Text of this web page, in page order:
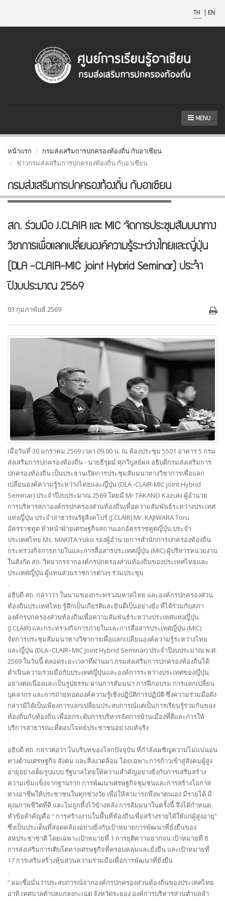
TH | EN
MENU
หน้าแรก
กรมส่งเสริมการปกครองท้องถิ่น กับอาเซียน
ข่าวกรมส่งเสริมการปกครองท้องถิ่น กับอาเซียน
กรมส่งเสริมการปกครองท้องถิ่น กับอาเซียน
สถ. ร่วมมือ J.CLAIR และ MIC จัดการประชุมสัมมนาทาง
วิชาการเพื่อแลกเปลี่ยนองค์ความรู้ระหว่างไทยและญี่ปุ่น
(DLA -CLAIR-MIC joint Hybrid Seminar) ประจำ
ปีงบประมาณ 2569
03 กุมภาพันธ์ 2569
เมื่อวันที่ 30 มกราคม 2569 เวลา 09.00 น. ณ ห้องประชุม 5501 อาคาร 5 กรม
ส่งเสริมการปกครองท้องถิ่น - นายธีรุตม์ ศุภวิบูลย์ผล อธิบดีกรมส่งเสริมการ
ปกครองท้องถิ่น เป็นประธานเปิดการประชุมสัมมนาทางวิชาการเพื่อแลก
เปลี่ยนองค์ความรู้ระหว่างไทยและญี่ปุ่น (DLA -CLAIR-MIC joint Hybrid
Seminar) ประจำปีงบประมาณ 2569 โดยมี Mr.TAKANO Kazuki ผู้อำนวย
การบริหารสภาองค์กรปกครองส่วนท้องถิ่นเพื่อความสัมพันธ์ระหว่างประเทศ
แห่งญี่ปุ่น ประจำสาธารณรัฐสิงคโปร์ (J.CLAIR) Mr. KAJIWARA Toru
อัครราชทูต หัวหน้าฝ่ายเศรษฐกิจสถานเอกอัครราชทูตญี่ปุ่น ประจำ
ประเทศไทย Ms. MAKITA Yuko รองผู้อำนวยการสำนักการปกครองท้องถิ่น
กระทรวงกิจการภายในและการสื่อสารประเทศญี่ปุ่น (MIC) ผู้บริหารหน่วยงาน
ในสังกัด สถ. วิทยากรจากองค์กรปกครองส่วนท้องถิ่นของประเทศไทยและ
ประเทศญี่ปุ่น ผู้แทนส่วนราชการต่างๆ ร่วมประชุม
.
อธิบดี สถ. กล่าวว่า ในนามของกระทรวงมหาดไทย และองค์กรปกครองส่วน
ท้องถิ่นประเทศไทย รู้สึกเป็นเกียรติและยินดีเป็นอย่างยิ่ง ที่ได้ร่วมกับสภา
องค์กรปกครองส่วนท้องถิ่นเพื่อความสัมพันธ์ระหว่างประเทศแห่งญี่ปุ่น
(J.CLAIR) และกระทรวงกิจการภายในและการสื่อสารประเทศญี่ปุ่น (MIC)
จัดการประชุมสัมมนาทางวิชาการเพื่อแลกเปลี่ยนองค์ความรู้ระหว่างไทย
และญี่ปุ่น (DLA–CLAIR–MIC Joint Hybrid Seminar) ประจำปีงบประมาณ พ.ศ.
2569 ในวันนี้ ตลอดระยะเวลาที่ผ่านมา กรมส่งเสริมการปกครองท้องถิ่นได้
ดำเนินความร่วมมือกับประเทศญี่ปุ่นและองค์การระหว่างประเทศของญี่ปุ่น
อย่างต่อเนื่องและเป็นรูปธรรม ผ่านการสัมมนา การฝึกอบรม การแลกเปลี่ยน
บุคลากร และการถ่ายทอดองค์ความรู้เชิงปฏิบัติการปฏิบัติ ซึ่งความร่วมมือดัง
กล่าวมิได้เป็นเพียงการแลกเปลี่ยนประสบการณ์แต่เป็นการเรียนรู้ร่วมกันของ
ท้องถิ่นกับท้องถิ่น เพื่อยกระดับการบริหารจัดการบ้านเมืองที่ดีและการให้
บริการสาธารณะที่ตอบโจทย์ประชาชนอย่างแท้จริง
.
อธิบดี สถ. กล่าวต่อว่า ในบริบทของโลกปัจจุบัน ที่กำลังเผชิญความไม่แน่นอน
ทางด้านเศรษฐกิจ สังคม และสิ่งแวดล้อม โดยเฉพาะการก้าวเข้าสู่สังคมผู้สูง
อายุอย่างเต็มรูปแบบ รัฐบาลไทยให้ความสำคัญอย่างยิ่งกับการเสริมสร้าง
ความเข้มแข็งจากฐานราก การพัฒนาเศรษฐกิจชุมชนและการสร้างโอกาส
ทางอาชีพให้ประชาชนในทุกช่วงวัย เพื่อให้สามารถพึ่งพาตนเอง มีรายได้ มี
คุณภาพชีวิตที่ดี และไม่ถูกทิ้งไว้ข้างหลัง การสัมมนาในครั้งนี้ จึงได้กำหนด
หัวข้อสำคัญคือ “ การสร้างงานในพื้นที่ท้องถิ่นเพื่อสร้างรายได้ให้แก่ผู้สูงอายุ”
ซึ่งเป็นประเด็นที่สอดคล้องอย่างยิ่งกับเป้าหมายการพัฒนาที่ยั่งยืนของ
สหประชาชาติ โดยเฉพาะเป้าหมายที่ 1 การยุติความยากจน เป้าหมายที่ 8
การส่งเสริมการเติบโตทางเศรษฐกิจที่ครอบคลุมและยั่งยืน และเป้าหมายที่
17 การเสริมสร้างหุ้นส่วนความร่วมมือเพื่อการพัฒนาที่ยั่งยืน
.
“ ผมเชื่อมั่นว่าประสบการณ์จากองค์กรปกครองส่วนท้องถิ่นของประเทศไทย
อาทิ เทศบาลตำบลแกลงกะเฉด จังหวัดระยอง องค์การบริหารส่วนตำบลลำ